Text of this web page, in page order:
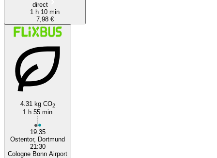
direct
1 h 10 min
7,98 €
4.31 kg CO2
1 h 55 min
19:35
Ostentor, Dortmund
21:30
Cologne Bonn Airport